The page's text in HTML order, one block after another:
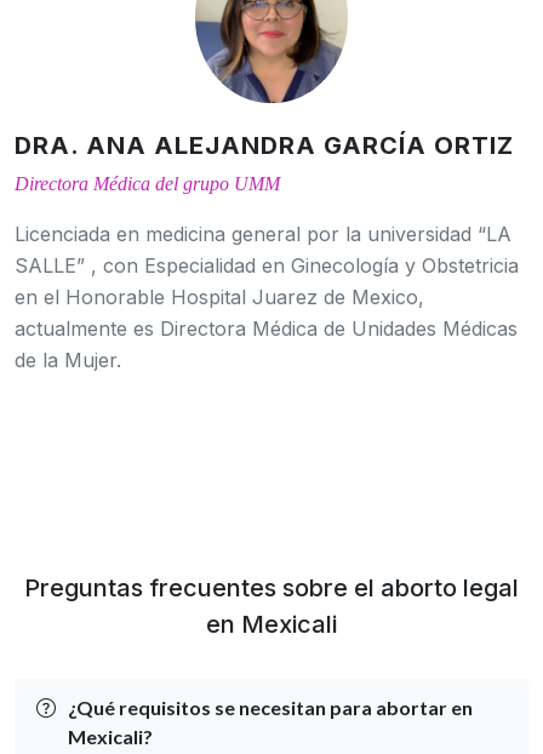
DRA. ANA ALEJANDRA GARCÍA ORTIZ
Directora Médica del grupo UMM
Licenciada en medicina general por la universidad “LA
SALLE” , con Especialidad en Ginecología y Obstetricia
en el Honorable Hospital Juarez de Mexico,
actualmente es Directora Médica de Unidades Médicas
de la Mujer.
Preguntas frecuentes sobre el aborto legal
en Mexicali
¿Qué requisitos se necesitan para abortar en
Mexicali?